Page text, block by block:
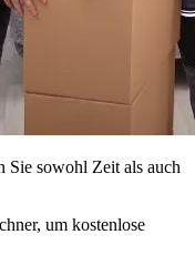
Sie sowohl Zeit als auch
um kostenlose